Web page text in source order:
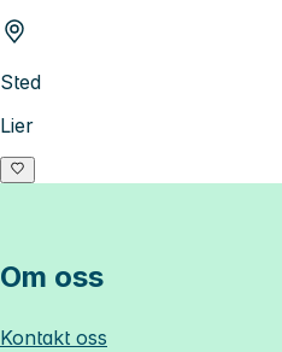
Sted
Lier
Om oss
Kontakt oss